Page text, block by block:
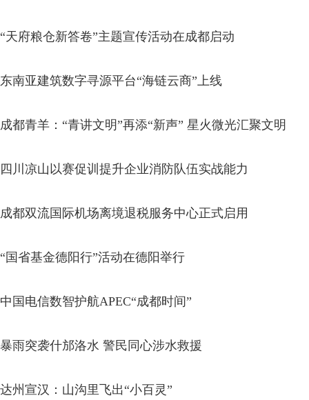
“天府粮仓新答卷”主题宣传活动在成都启动
东南亚建筑数字寻源平台“海链云商”上线
成都青羊：“青讲文明”再添“新声” 星火微光汇聚文明
四川凉山以赛促训提升企业消防队伍实战能力
成都双流国际机场离境退税服务中心正式启用
“国省基金德阳行”活动在德阳举行
中国电信数智护航APEC“成都时间”
暴雨突袭什邡洛水 警民同心涉水救援
达州宣汉：山沟里飞出“小百灵”